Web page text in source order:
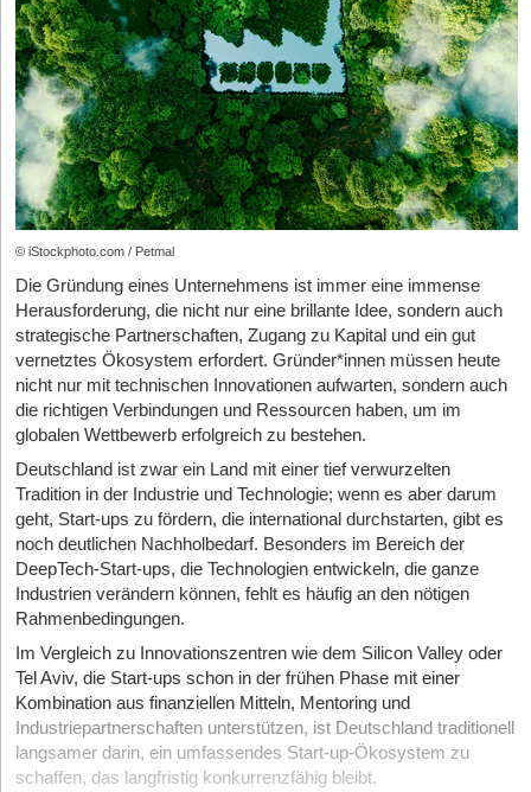
© iStockphoto.com / Petmal
Die Gründung eines Unternehmens ist immer eine immense
Herausforderung, die nicht nur eine brillante Idee, sondern auch
strategische Partnerschaften, Zugang zu Kapital und ein gut
vernetztes Ökosystem erfordert. Gründer*innen müssen heute
nicht nur mit technischen Innovationen aufwarten, sondern auch
die richtigen Verbindungen und Ressourcen haben, um im
globalen Wettbewerb erfolgreich zu bestehen.
Deutschland ist zwar ein Land mit einer tief verwurzelten
Tradition in der Industrie und Technologie; wenn es aber da­rum
geht, Start-ups zu fördern, die international durchstarten, gibt es
noch deutlichen Nachholbedarf. Besonders im Bereich der
DeepTech-Start-ups, die Technologien entwickeln, die ganze
Industrien verändern können, fehlt es häufig an den nötigen
Rahmenbedingungen.
Im Vergleich zu Innovationszentren wie dem Silicon Valley oder
Tel Aviv, die Start-ups schon in der frühen Phase mit einer
Kombination aus finanziellen Mitteln, Mentoring und
Industriepartnerschaften unterstützen, ist Deutschland traditionell
langsamer darin, ein umfassendes Start-up-Ökosystem zu
schaffen, das langfristig konkurrenzfähig bleibt.